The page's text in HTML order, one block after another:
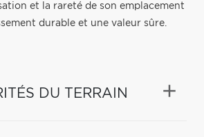
et la rareté de son emplacement
durable et une valeur sûre.
DU TERRAIN